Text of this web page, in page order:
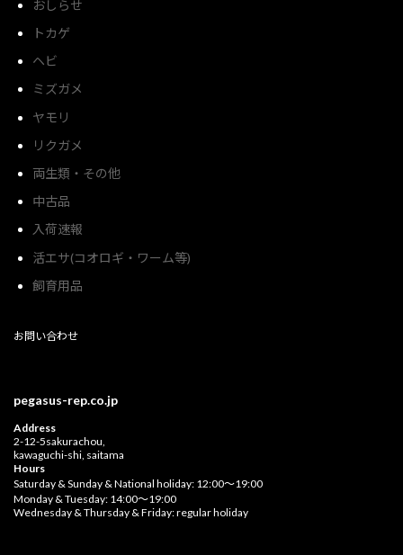
おしらせ
トカゲ
ヘビ
ミズガメ
ヤモリ
リクガメ
両生類・その他
中古品
入荷速報
活エサ(コオロギ・ワーム等)
飼育用品
お問い合わせ
pegasus-rep.co.jp
Address
2-12-5sakurachou,
kawaguchi-shi, saitama
Hours
Saturday & Sunday & National holiday: 12:00〜19:00
Monday & Tuesday: 14:00〜19:00
Wednesday & Thursday & Friday: regular holiday